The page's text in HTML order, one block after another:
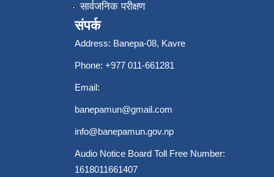
सार्वजनिक परीक्षण
संपर्क
Address: Banepa-08, Kavre
Phone: +977 011-661281
Email:
banepamun@gmail.com
info@banepamun.gov.np
Audio Notice Board Toll Free Number:
1618011661407